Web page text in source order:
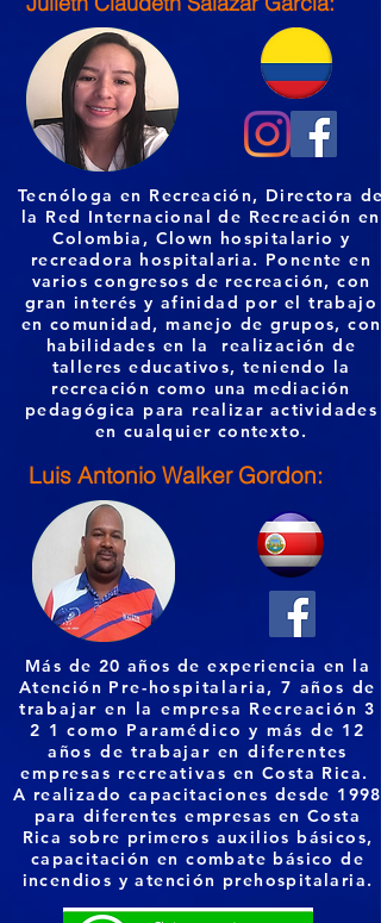
Tecnóloga en Recreación, Directora de
la Red Internacional de Recreación en
Colombia, Clown hospitalario y
recreadora hospitalaria. Ponente en
varios congresos de recreación, con
gran interés y afinidad por el trabajo
en comunidad, manejo de grupos, con
habilidades en la realización de
talleres educativos, teniendo la
recreación como una mediación
pedagógica para realizar actividades
en cualquier contexto.
Luis Antonio Walker Gordon:
Más de 20 años de experiencia en la
Atención Pre-hospitalaria, 7 años de
trabajar en la empresa Recreación 3
2 1 como Paramédico y más de 12
años de trabajar en diferentes
empresas recreativas en Costa Rica.
A realizado capacitaciones desde 1998
para diferentes empresas en Costa
Rica sobre primeros auxilios básicos,
capacitación en combate básico de
incendios y atención prehospitalaria.